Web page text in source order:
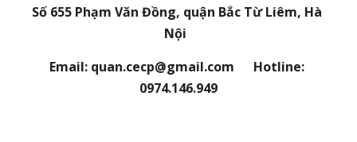
Số 655 Phạm Văn Đồng, quận Bắc Từ Liêm, Hà
Nội
Email: quan.cecp@gmail.com      Hotline:
0974.146.949